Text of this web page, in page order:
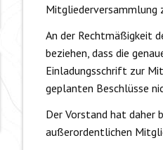
Mitgliederversammlung
An der Rechtmäßigkeit
beziehen, dass die
Einladungsschrift zur
geplanten Beschlüsse
Der Vorstand hat daher
außerordentlichen